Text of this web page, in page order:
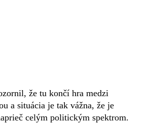
že tu končí hra medzi
a situácia je tak vážna, že je
celým politickým spektrom.